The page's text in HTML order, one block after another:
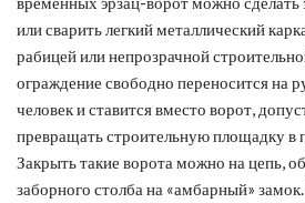
или сварить легкий металлический
рабицей или непрозрачной
ограждение свободно переносится на
человек и ставится вместо ворот,
превращать строительную площадку в
Закрыть такие ворота можно на цепь,
заборного столба на «амбарный»